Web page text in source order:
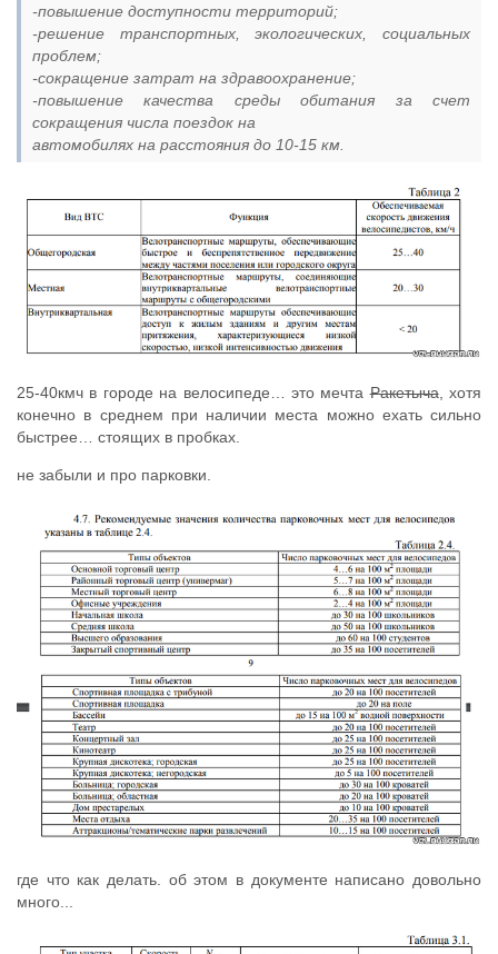
-повышение доступности территорий;
-решение транспортных, экологических, социальных
проблем;
-сокращение затрат на здравоохранение;
-повышение качества среды обитания за счет
сокращения числа поездок на
автомобилях на расстояния до 10-15 км.
25-40кмч в городе на велосипеде… это мечтаРакетыча, хотя
конечно в среднем при наличии места можно ехать сильно
быстрее… стоящих в пробках.
не забыли и про парковки.
где что как делать. об этом в документе написано довольно
много...